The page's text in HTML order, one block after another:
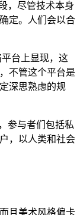
，尽管技术本身
定。人们会以合
台上显现，这
不管这个平台是
深思熟虑的规
参与者们包括私
，以人类和社会
且美术风格偏卡